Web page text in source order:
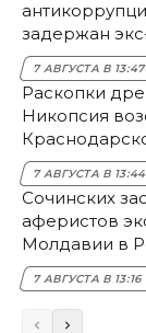
задержан
НЭСК
7 АВГУСТА В 13:47
Раскопки
Никопсия
7 АВГУСТА В 13:44
Сочинских
аферистов
Молдавии в
7 АВГУСТА В 13:16